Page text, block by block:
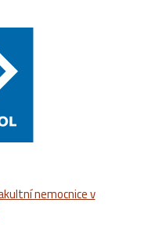
nemocnice v